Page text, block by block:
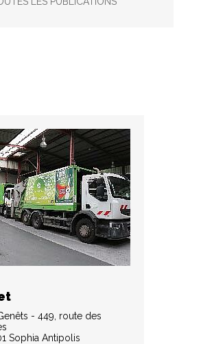
- 449, route des
Sophia Antipolis